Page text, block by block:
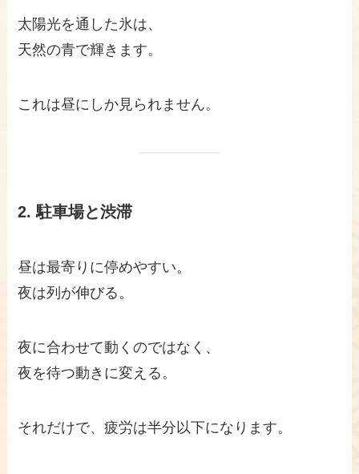
太陽光を通した氷は、
天然の青で輝きます。
これは昼にしか見られません。
2. 駐車場と渋滞
昼は最寄りに停めやすい。
夜は列が伸びる。
夜に合わせて動くのではなく、
夜を待つ動きに変える。
それだけで、疲労は半分以下になります。